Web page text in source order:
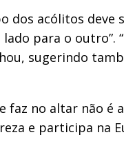
dos acólitos deve
para o outro”.
sugerindo
no altar não é
e participa na